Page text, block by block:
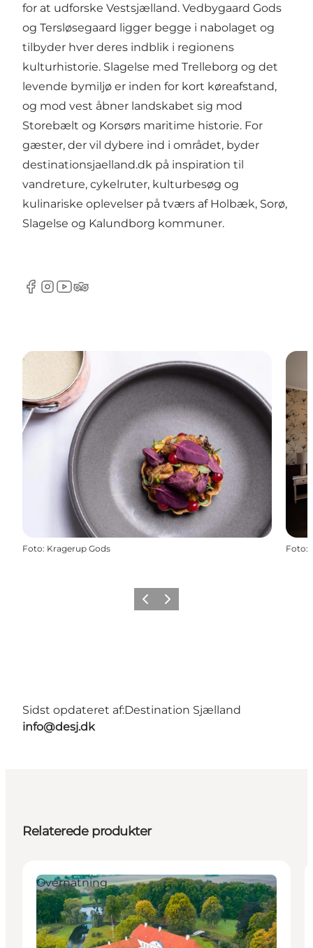
for at udforske Vestsjælland. Vedbygaard Gods
og Tersløsegaard ligger begge i nabolaget og
tilbyder hver deres indblik i regionens
kulturhistorie. Slagelse med Trelleborg og det
levende bymiljø er inden for kort køreafstand,
og mod vest åbner landskabet sig mod
Storebælt og Korsørs maritime historie. For
gæster, der vil dybere ind i området, byder
destinationsjaelland.dk på inspiration til
vandreture, cykelruter, kulturbesøg og
kulinariske oplevelser på tværs af Holbæk, Sorø,
Slagelse og Kalundborg kommuner.
Facebook
Instagram
YouTube
TripAdvisor
Foto: Kragerup Gods Foto:
ForrigeNæste
Sidst opdateret af:Destination Sjælland
info@desj.dk
Relaterede produkter
Overnatning